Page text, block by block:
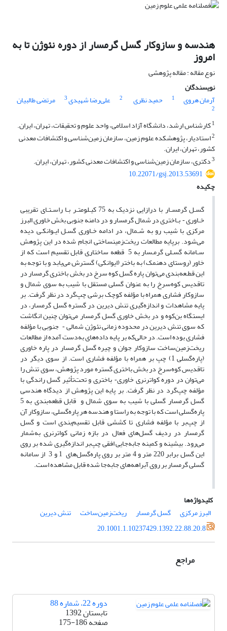
هندسه و سازوکار گسل گرمسار از دوره نئوژن تا به
امروز
نوع مقاله : مقاله پژوهشی
نویسندگان
آرمان هروی
1 حمید نظری 2 علی‌رضا شهیدی3 مرتضی طالبیان
2
1کارشناس ارشد، دانشگاه آزاد اسلامی، واحد علوم و تحقیقات، تهران، ایران.
2استادیار، پژوهشکده علوم زمین، سازمان زمین‌شناسی و اکتشافات معدنی
کشور، تهران، ایران.
3دکتری، سازمان زمین‌شناسی و اکتشافات معدنی کشور، تهران، ایران.
10.22071/gsj.2013.53691
چکیده
گسـل گرمسـار با درازایی نزدیک به 75 کیـلومتـر بـا راسـتـای تقریبی
خـاوری-بـاختری در شمال گرمسار و در دامنه جنوبی بخش خاوری البرز
مرکزی با شیب رو به شـمال، در ادامه خـاوری گسـل ایـوانکـی دیده
می‌شود. برپایه مطالعات ریخت‌­زمین­ساختی انجام شده در این پژوهش
سـامانه گسـلی گرمـسار به 5 قطعه ساختاری قابل تقسیم است که از
خاور (روستای ده­نمک) به باختر (ایوانکی) گسترش می‌یابد و با توجه به
این قطـعه‌بندی می‌توان پاره گسل کوه سرخ در بخش باختری گرمسار در
تاقدیس کوه‌سرخ را به عنوان گسلی مستقل با شیب به سوی شمال و
سازوکار فشاری همراه با مؤلفه کوچک برشی چپ‌گرد در نظر گرفت. بر
پایه مشاهدات و اندازه‌گیری تنش دیرین در گستره گسل گرمسار، در
ایستگاه بن‌کوه و در بخش خاوری گسل گرمسار می‌توان چنین انگاشت
که سوی تنش دیرین در محدوده زمانی نئوژن شمالی - جنوبی با مؤلفه
فشاری بوده است. در حالی‌که بر پایه داده‌های به‌دست آمده از مطالعات
ریخت‌زمین‌ساخت سازوکار جوان و چیره گسل گرمسار در پاره خاوری
(پاره‌گسلی 1) چپ بر همراه با مؤلفه فشاری است. از سوی دیگر در
تاقدیس کوه‌سرخ در بخش باختری گستره مورد پژوهش، سوی تنش را
می‌توان در دوره کواترنری خاوری-باختری و تحت‌تأثیر گسل راندگی با
مؤلفه چپ‌گرد در نظر گرفت. بر پایه این پژوهش از دیدگاه هندسی
گسل گرمسار گسلی با شیب به سوی شمال و قابل قطعه‌بندی به 5
پاره‌گسلی است که با توجه به راستا و هندسه هر پاره‌گسلی، سازوکار آن
از چپ‌بر با مؤلفه فشاری تا کششی قابل تقسیم‌بندی است و گسل
گرمسار در ردیف گسل‌های فعال در بازه زمانی کواترنری به‌شمار
می‌رود. بیشینه و کمینه جابه‌جایی افقی چپ‌بر اندازه‌گیری شده بر روی
این گسل برابر 220 متر و 4 متر بر روی پاره‌گسل‌های 1 و 3 از سامانه
گسلی گرمسار بر روی آبراهه‌های جابه‌جا شده قابل مشاهده است.
کلیدواژه‌ها
البرز مرکزی
گسل گرمسار ریخت‌زمین‌ساخت
تنش دیرین
20.1001.1.10237429.1392.22.88.20.8
مراجع
دوره 22، شماره 88
تابستان 1392
صفحه175-186